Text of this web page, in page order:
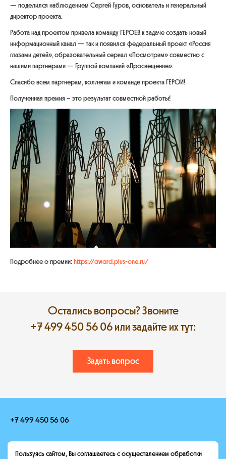
— поделился наблюдением Сергей Гуров, основатель и генеральный
директор проекта.
Работа над проектом привела команду ГЕРОЕВ к задаче создать новый
информационный канал — так и появился федеральный проект «Россия
глазами детей», образовательный сериал «Посмотрим» совместно с
нашими партнерами — Группой компаний «Просвещение».
Спасибо всем партнерам, коллегам и команде проекта ГЕРОИ!
Полученная премия – это результат совместной работы!
Подробнее о премии:https://award.plus-one.ru/
Остались вопросы? Звоните
+7 499 450 56 06или задайте их тут:
Задать вопрос
+7 499 450 56 06
hello@heroescamp.ru
Пользуясь сайтом, Вы соглашаетесь с осуществлением обработки